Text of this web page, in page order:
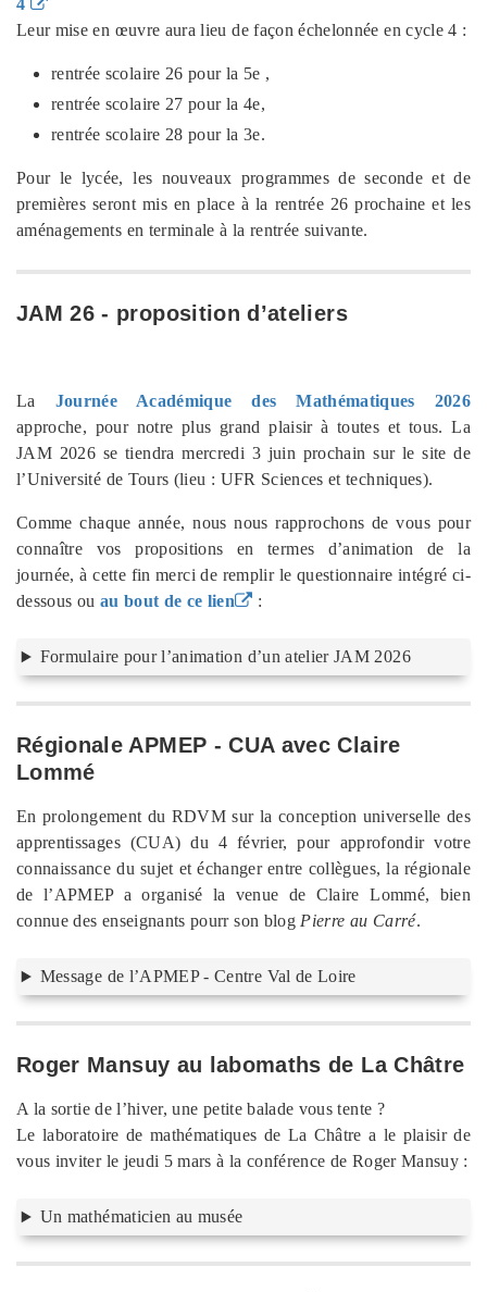
4
Leur mise en œuvre aura lieu de façon échelonnée en cycle 4 :
rentrée scolaire 26 pour la 5e ,
rentrée scolaire 27 pour la 4e,
rentrée scolaire 28 pour la 3e.
Pour le lycée, les nouveaux programmes de seconde et de
premières seront mis en place à la rentrée 26 prochaine et les
aménagements en terminale à la rentrée suivante.
JAM 26 - proposition d’ateliers
La Journée Académique des Mathématiques 2026
approche, pour notre plus grand plaisir à toutes et tous. La
JAM 2026 se tiendra mercredi 3 juin prochain sur le site de
l’Université de Tours (lieu : UFR Sciences et techniques).
Comme chaque année, nous nous rapprochons de vous pour
connaître vos propositions en termes d’animation de la
journée, à cette fin merci de remplir le questionnaire intégré ci-
dessous ou au bout de ce lien :
Formulaire pour l’animation d’un atelier JAM 2026
Régionale APMEP - CUA avec Claire
Lommé
En prolongement du RDVM sur la conception universelle des
apprentissages (CUA) du 4 février, pour approfondir votre
connaissance du sujet et échanger entre collègues, la régionale
de l’APMEP a organisé la venue de Claire Lommé, bien
connue des enseignants pourr son blog Pierre au Carré.
Message de l’APMEP - Centre Val de Loire
Roger Mansuy au labomaths de La Châtre
A la sortie de l’hiver, une petite balade vous tente ?
Le laboratoire de mathématiques de La Châtre a le plaisir de
vous inviter le jeudi 5 mars à la conférence de Roger Mansuy :
Un mathématicien au musée